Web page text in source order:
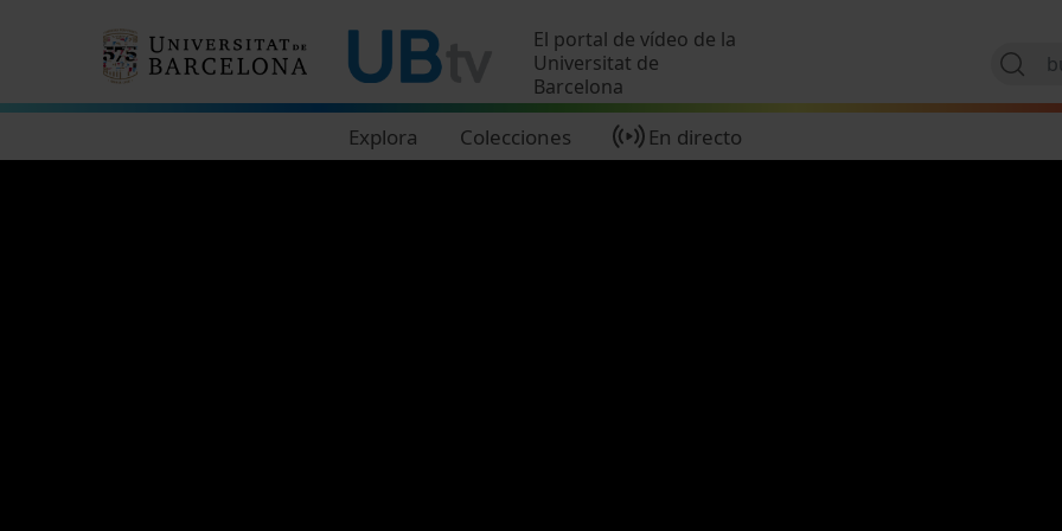
El portal de vídeo de la
Universitat de
Barcelona
Explora Colecciones En directo